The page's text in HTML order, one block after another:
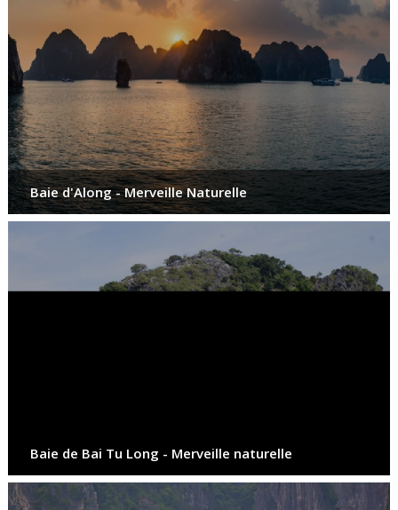
Baie d'Along - Merveille Naturelle
Baie de Bai Tu Long - Merveille naturelle